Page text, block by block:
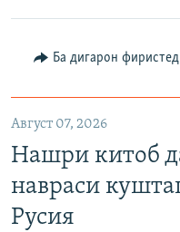
Ба дигарон фиристед
Август 07, 2026
Нашри китоб
навраси
Русия